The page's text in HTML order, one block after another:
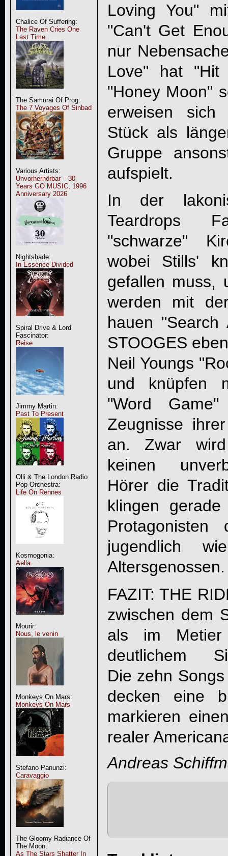
Chalice Of Suffering:
The Raven Cries One
Last Time
The Samurai Of Prog:
The 7 Voyages Of Sinbad
Various Artists:
Unvorherhörbar – 30
Years GO MUSIC, 1996
Anniversary 2026
Nightshade:
In Essence Divided
Spiral Drive & Lord
Fascinator:
Reise
Jimmy Martin:
Past To Present
Olli & The London Radio
Pop Orchestra:
Life On Rennes
Kosmogonia:
Aella
Mourir:
Nous, le venin
Monkeys On Mars:
Monkeys On Mars
Stefano Panunzi:
Caravaggio
The Gloomy Radiance Of
The Moon:
As The Stars Shatter In
Loving You"
"Can't Get
nur
Love" hat "Hit
"Honey Moon"
erweisen sich
Stück als
Gruppe
aufspielt.
In der
Teardrops
"schwarze"
wobei Stills'
gefallen muss,
werden mit
hauen
STOOGES
Neil Youngs
und knüpfen
"Word
Zeugnisse
an. Zwar
keinen
Hörer die
klingen
jugendlich
Altersgenossen.
FAZIT:THE
zwischen dem
als im Metier
deutlichem
Die zehn
decken eine
markieren
realer
Andreas